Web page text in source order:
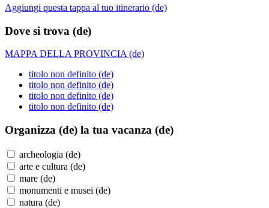
Aggiungi questa tappa al tuo itinerario (de)
Dove si trova (de)
MAPPA DELLA PROVINCIA (de)
titolo non definito (de)
titolo non definito (de)
titolo non definito (de)
titolo non definito (de)
Organizza (de) la tua vacanza (de)
archeologia (de)
arte e cultura (de)
mare (de)
monumenti e musei (de)
natura (de)